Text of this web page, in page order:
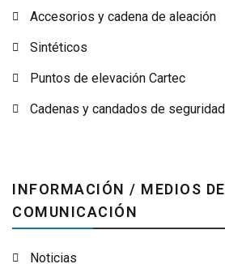
Accesorios y cadena de aleación
Sintéticos
Puntos de elevación Cartec
Cadenas y candados de seguridad
INFORMACIÓN / MEDIOS DE
COMUNICACIÓN
Noticias